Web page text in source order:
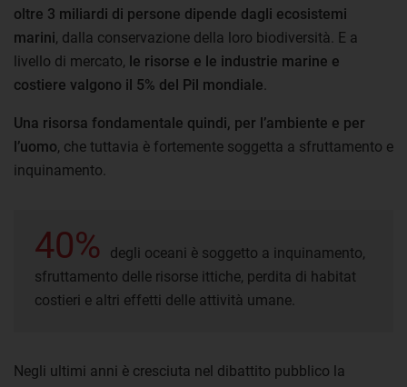
oltre 3 miliardi di persone dipende dagli ecosistemi
marini, dalla conservazione della loro biodiversità. E a
livello di mercato, le risorse e le industrie marine e
costiere valgono il 5% del Pil mondiale
Una risorsa fondamentale quindi, per l’ambiente e per
l’uomo, che tuttavia è fortemente soggetta a sfruttamento e
inquinamento.
40%
degli oceani è soggetto a inquinamento,
sfruttamento delle risorse ittiche, perdita di habitat
costieri e altri effetti delle attività umane.
Negli ultimi anni è cresciuta nel dibattito pubblico la